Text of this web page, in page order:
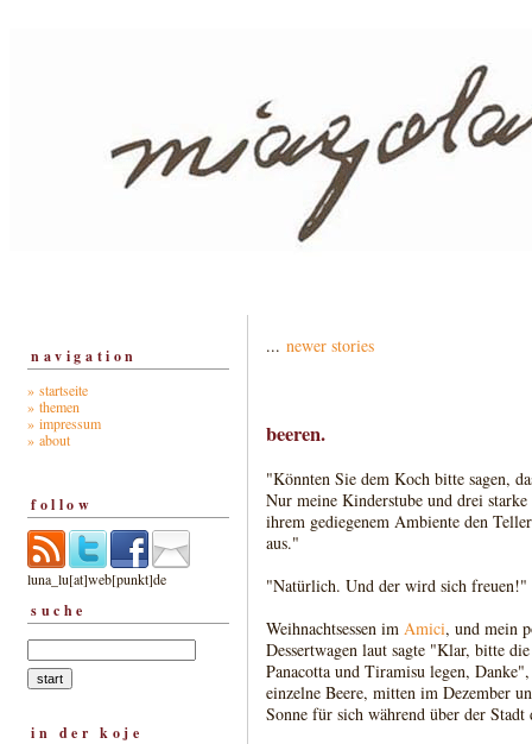
navigation
» startseite
» themen
» impressum
» about
follow
luna_lu[at]web[punkt]de
suche
in der koje
... newer stories
beeren.
"Könnten Sie dem Koch bitte sagen,
Nur meine Kinderstube und drei
ihrem gediegenem Ambiente den
aus."
"Natürlich. Und der wird sich freuen!"
Weihnachtsessen im Amici, und mein
Dessertwagen laut sagte "Klar, bitte
Panacotta und Tiramisu legen,
einzelne Beere, mitten im Dezember
Sonne für sich während über der